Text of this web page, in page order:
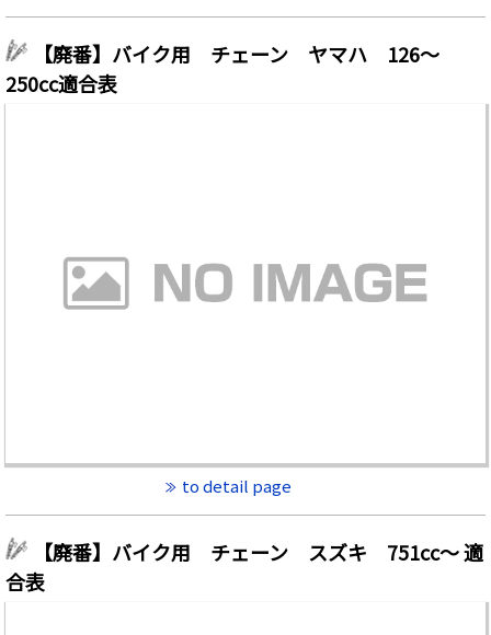
【廃番】バイク用 チェーン ヤマハ 126～
250cc適合表
to detail page
【廃番】バイク用 チェーン スズキ 751cc～ 適
合表